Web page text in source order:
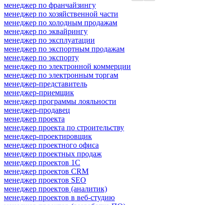
менеджер по франчайзингу
менеджер по хозяйственной части
менеджер по холодным продажам
менеджер по эквайрингу
менеджер по эксплуатации
менеджер по экспортным продажам
менеджер по экспорту
менеджер по электронной коммерции
менеджер по электронным торгам
менеджер-представитель
менеджер-приемщик
менеджер программы лояльности
менеджер-продавец
менеджер проекта
менеджер проекта по строительству
менеджер-проектировщик
менеджер проектного офиса
менеджер проектных продаж
менеджер проектов 1С
менеджер проектов CRM
менеджер проектов SEO
менеджер проектов (аналитик)
менеджер проектов в веб-студию